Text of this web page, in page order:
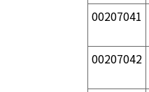
00207041
00207042